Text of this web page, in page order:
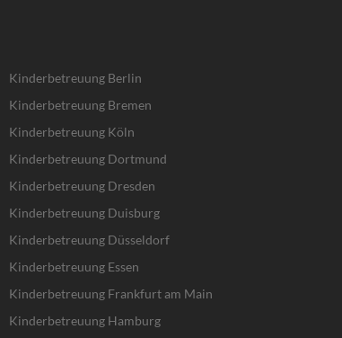
Kinderbetreuung Berlin
Kinderbetreuung Bremen
Kinderbetreuung Köln
Kinderbetreuung Dortmund
Kinderbetreuung Dresden
Kinderbetreuung Duisburg
Kinderbetreuung Düsseldorf
Kinderbetreuung Essen
Kinderbetreuung Frankfurt am Main
Kinderbetreuung Hamburg